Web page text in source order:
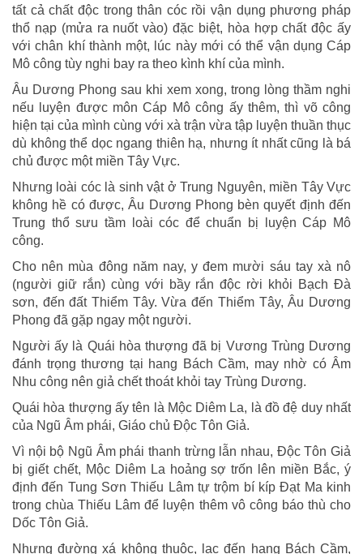
tất cả chất độc trong thân cóc rồi vận dụng phương pháp
thổ nạp (mửa ra nuốt vào) đặc biệt, hòa hợp chất độc ấy
với chân khí thành một, lúc này mới có thể vận dụng Cáp
Mô công tùy nghi bay ra theo kình khí của mình.
Âu Dương Phong sau khi xem xong, trong lòng thầm nghi
nếu luyện được môn Cáp Mô công ấy thêm, thì võ công
hiện tại của mình cùng với xà trận vừa tập luyện thuần thục
dù không thể dọc ngang thiên hạ, nhưng ít nhất cũng là bá
chủ được một miền Tây Vực.
Nhưng loài cóc là sinh vật ở Trung Nguyên, miền Tây Vực
không hề có được, Âu Dương Phong bèn quyết định đến
Trung thổ sưu tầm loài cóc để chuẩn bị luyện Cáp Mô
công.
Cho nên mùa đông năm nay, y đem mười sáu tay xà nô
(người giữ rắn) cùng với bầy rắn độc rời khỏi Bạch Đà
sơn, đến đất Thiểm Tây. Vừa đến Thiểm Tây, Âu Dương
Phong đã gặp ngay một người.
Người ấy là Quái hòa thượng đã bị Vương Trùng Dương
đánh trọng thương tại hang Bách Cầm, may nhờ có Âm
Nhu công nên giả chết thoát khỏi tay Trùng Dương.
Quái hòa thượng ấy tên là Mộc Diêm La, là đồ đệ duy nhất
của Ngũ Âm phái, Giáo chủ Độc Tôn Giả.
Vì nội bộ Ngũ Âm phái thanh trừng lẫn nhau, Độc Tôn Giả
bị giết chết, Mộc Diêm La hoảng sợ trốn lên miền Bắc, ý
định đến Tung Sơn Thiếu Lâm tự trộm bí kíp Đạt Ma kinh
trong chùa Thiếu Lâm để luyện thêm vô công báo thù cho
Dốc Tôn Giả.
Nhưng đường xá không thuộc, lạc đến hang Bách Cầm,